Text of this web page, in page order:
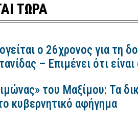
ΤΩΡΑ
ο 26χρονος για τη
– Επιμένει ότι
του Μαξίμου: Τα
κυβερνητικό αφήγημα